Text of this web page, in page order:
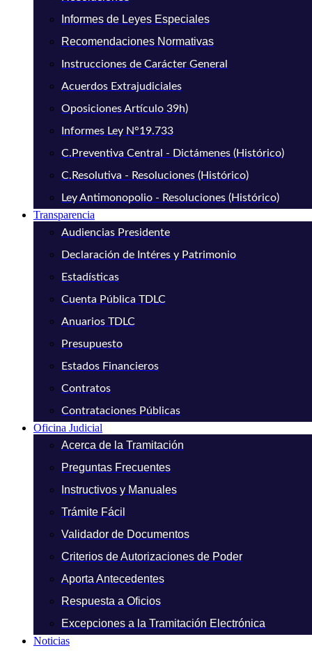
Informes de Leyes Especiales
Recomendaciones Normativas
Instrucciones de Carácter General
Acuerdos Extrajudiciales
Oposiciones Artículo 39h)
Informes Ley N°19.733
C.Preventiva Central - Dictámenes (Histórico)
C.Resolutiva - Resoluciones (Histórico)
Ley Antimonopolio - Resoluciones (Histórico)
Transparencia
Audiencias Presidente
Declaración de Intéres y Patrimonio
Estadísticas
Cuenta Pública TDLC
Anuarios TDLC
Presupuesto
Estados Financieros
Contratos
Contrataciones Públicas
Oficina Judicial
Acerca de la Tramitación
Preguntas Frecuentes
Instructivos y Manuales
Trámite Fácil
Validador de Documentos
Criterios de Autorizaciones de Poder
Aporta Antecedentes
Respuesta a Oficios
Excepciones a la Tramitación Electrónica
Noticias